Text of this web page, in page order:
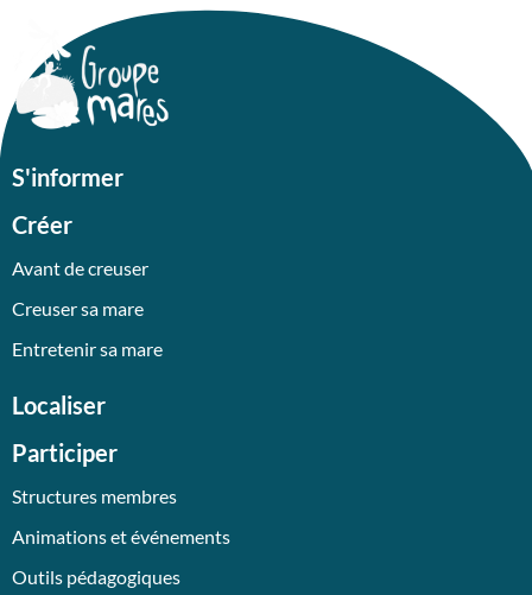
S'informer
Créer
Avant de creuser
Creuser sa mare
Entretenir sa mare
Localiser
Participer
Structures membres
Animations et événements
Outils pédagogiques